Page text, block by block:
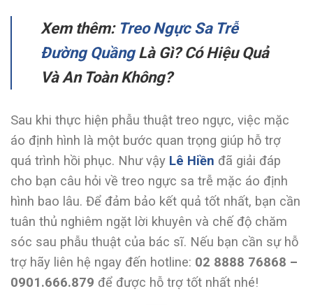
Xem thêm: Treo Ngực Sa Trễ
Đường QuầngLà Gì? Có Hiệu Quả
Và An Toàn Không?
Sau khi thực hiện phẫu thuật treo ngực, việc mặc
áo định hình là một bước quan trọng giúp hỗ trợ
quá trình hồi phục. Như vậy Lê Hiền đã giải đáp
cho bạn câu hỏi về treo ngực sa trễ mặc áo định
hình bao lâu. Để đảm bảo kết quả tốt nhất, bạn cần
tuân thủ nghiêm ngặt lời khuyên và chế độ chăm
sóc sau phẫu thuật của bác sĩ. Nếu bạn cần sự hỗ
trợ hãy liên hệ ngay đến hotline: 02 8888 76868 –
0901.666.879 để được hỗ trợ tốt nhất nhé!